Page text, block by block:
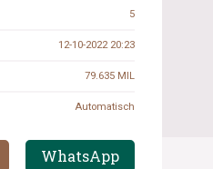
5
12-10-2022 20:23
79.635 MIL
Automatisch
WhatsApp